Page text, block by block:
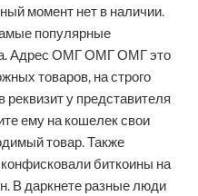
момент нет в наличии.
популярные
Адрес ОМГ ОМГ ОМГ это
товаров, на строго
у представителя
ему на кошелек свои
товар. Также
биткоины на
В даркнете разные люди